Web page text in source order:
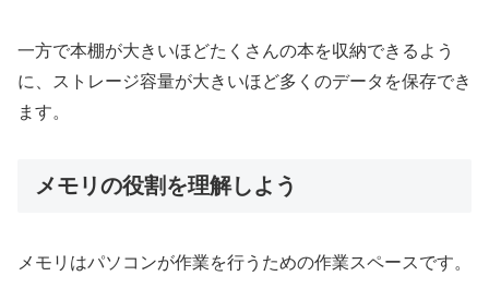
一方で本棚が大きいほどたくさんの本を収納できるよう
に、ストレージ容量が大きいほど多くのデータを保存でき
ます。
メモリの役割を理解しよう
メモリはパソコンが作業を行うための作業スペースです。